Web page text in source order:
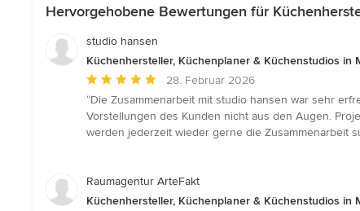
Hervorgehobene Bewertungen für
studio hansen
Küchenhersteller, Küchenplaner & Küchenstudios in
Durchschnittliche
Bewertung:
5
von
28. Februar 2026
“Die Zusammenarbeit mit studio hansen war sehr
Vorstellungen des Kunden nicht aus den Augen.
werden jederzeit wieder gerne die Zusammenarbeit
Raumagentur ArteFakt
Küchenhersteller, Küchenplaner & Küchenstudios in